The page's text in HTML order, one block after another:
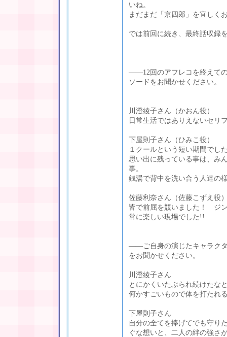
いね。
まだまだ「京四郎」を宜しく
では前回に続き、最終話収録
――12回のアフレコを終えて
ソードをお聞かせください。
川澄綾子さん（かおん役）
日常生活ではありえないセリ
下屋則子さん（ひみこ役）
１クールという短い期間でし
思い出に残っている事は、み
事。
銭湯で背中を洗い合う人達の
佐藤利奈さん（佐藤こずえ役
皆で前屈を競いました！ ジ
常に楽しい現場でした!!
――ご自身の演じたキャラク
をお聞かせください。
川澄綾子さん
とにかくいたぶられ続けたな
何かすごいもので体を打たれ
下屋則子さん
自分の全てを捧げてでも守り
ぐな想いと、二人の絆の強さ